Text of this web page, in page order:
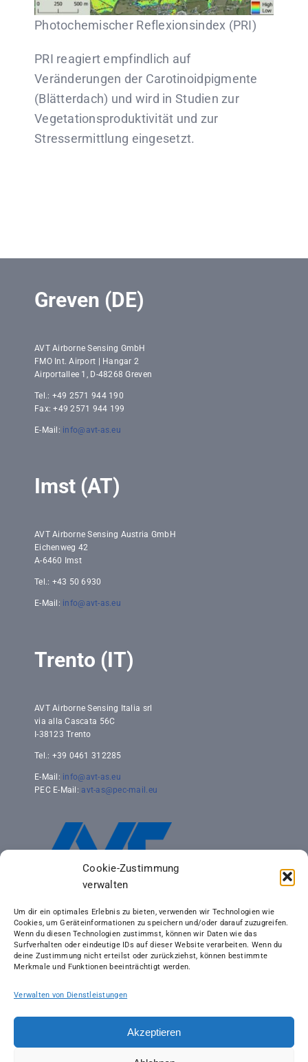
Cookie-Zustimmung
verwalten
Um dir ein optimales Erlebnis zu bieten, verwenden wir Technologien wie
Cookies, um Geräteinformationen zu speichern und/oder darauf zuzugreifen.
Wenn du diesen Technologien zustimmst, können wir Daten wie das
Surfverhalten oder eindeutige IDs auf dieser Website verarbeiten. Wenn du
deine Zustimmung nicht erteilst oder zurückziehst, können bestimmte
Merkmale und Funktionen beeinträchtigt werden.
Verwalten von Dienstleistungen
Akzeptieren
Photochemischer Reflexionsindex (PRI)
PRI reagiert empfindlich auf
Veränderungen der Carotinoidpigmente
(Blätterdach) und wird in Studien zur
Vegetationsproduktivität und zur
Stressermittlung eingesetzt.
Greven (DE)
AVT Airborne Sensing GmbH
FMO Int. Airport | Hangar 2
Airportallee 1, D-48268 Greven
Tel.: +49 2571 944 190
Fax: +49 2571 944 199
E-Mail: info@avt-as.eu
Imst (AT)
AVT Airborne Sensing Austria GmbH
Eichenweg 42
A-6460 Imst
Tel.: +43 50 6930
E-Mail: info@avt-as.eu
Trento (IT)
AVT Airborne Sensing Italia srl
via alla Cascata 56C
I-38123 Trento
Tel.: +39 0461 312285
E-Mail: info@avt-as.eu
PEC E-Mail: avt-as@pec-mail.eu